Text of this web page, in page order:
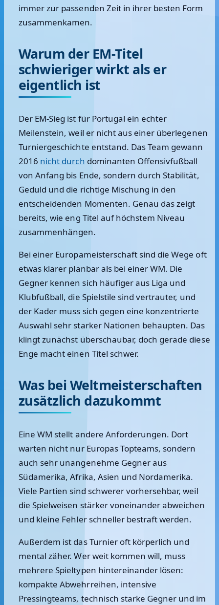
immer zur passenden Zeit in ihrer besten Form
zusammenkamen.
Warum der EM-Titel
schwieriger wirkt als er
eigentlich ist
Der EM-Sieg ist für Portugal ein echter
Meilenstein, weil er nicht aus einer überlegenen
Turniergeschichte entstand. Das Team gewann
2016 nicht durch dominanten Offensivfußball
von Anfang bis Ende, sondern durch Stabilität,
Geduld und die richtige Mischung in den
entscheidenden Momenten. Genau das zeigt
bereits, wie eng Titel auf höchstem Niveau
zusammenhängen.
Bei einer Europameisterschaft sind die Wege oft
etwas klarer planbar als bei einer WM. Die
Gegner kennen sich häufiger aus Liga und
Klubfußball, die Spielstile sind vertrauter, und
der Kader muss sich gegen eine konzentrierte
Auswahl sehr starker Nationen behaupten. Das
klingt zunächst überschaubar, doch gerade diese
Enge macht einen Titel schwer.
Was bei Weltmeisterschaften
zusätzlich dazukommt
Eine WM stellt andere Anforderungen. Dort
warten nicht nur Europas Topteams, sondern
auch sehr unangenehme Gegner aus
Südamerika, Afrika, Asien und Nordamerika.
Viele Partien sind schwerer vorhersehbar, weil
die Spielweisen stärker voneinander abweichen
und kleine Fehler schneller bestraft werden.
Außerdem ist das Turnier oft körperlich und
mental zäher. Wer weit kommen will, muss
mehrere Spieltypen hintereinander lösen:
kompakte Abwehrreihen, intensive
Pressingteams, technisch starke Gegner und im